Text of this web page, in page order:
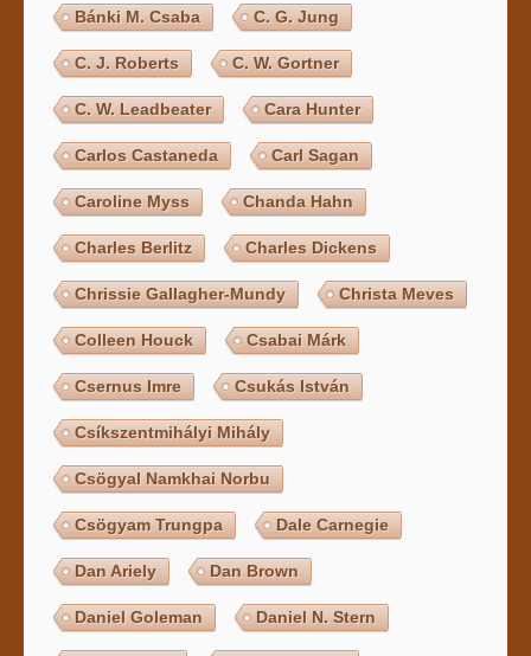
Bánki M. Csaba C. G. Jung
C. J. Roberts C. W. Gortner
C. W. Leadbeater Cara Hunter
Carlos Castaneda Carl Sagan
Caroline Myss Chanda Hahn
Charles Berlitz Charles Dickens
Chrissie Gallagher-Mundy Christa Meves
Colleen Houck Csabai Márk
Csernus Imre Csukás István
Csíkszentmihályi Mihály
Csögyal Namkhai Norbu
Csögyam Trungpa Dale Carnegie
Dan Ariely Dan Brown
Daniel Goleman Daniel N. Stern